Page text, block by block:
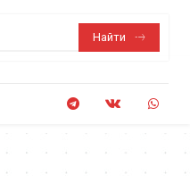
Найти